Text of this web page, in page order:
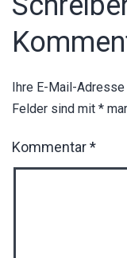
Ihre E-Mail-
Felder sind mit *
Kommentar*